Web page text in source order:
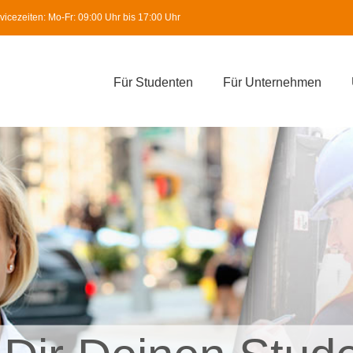
Mo-Fr: 09:00 Uhr bis 17:00 Uhr
Für Studenten Für Unternehmen